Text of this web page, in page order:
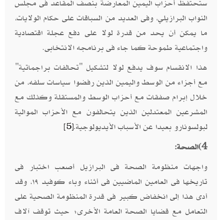
ستحتفظ أحزاب اليمين المعارضة بنصف المقاعد فى مجلس
النواب البرازيلي، وفى العديد من السباقات على حكام الولايات،
ما يمكن أن يحد من قدرة لولا على دفع عجلة اقتصادية
واجتماعية طموحة كما جاء فى برنامجه الانتخابى.
هذا الانقسام سوف يدفع لولا لتشكيل "تحالفات براجماتية"
مع أجزاء من الوسط واليمين الذين رفضوا سياسات سلفه، من
خلال إبرام صفقات مع أحزاب الوسط والمستقلة وكذلك مع
المشرعين المعتدلين الذين يتحالفون مع الأحزاب الموالية
لبولسونارو بعيدا عن الأسباب الأيديولوجية.[5]
4) الصحة:
واجهات منظومة الصحة فى البرازيل أصعب اختبار فى
تاريخها فى العامين الماضيين فى أثناء وباء كوفيد ١٩، وقد
أدى هذا إلى انخفاض كبير فى قدرة المنظومة الصحية على
التعامل مع قضايا الصحة العامة الأخرى؛ حيث توقف آلاف